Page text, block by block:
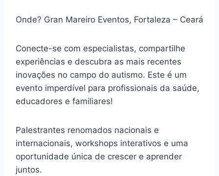
Onde? Gran Mareiro Eventos, Fortaleza – Ceará
Conecte-se com especialistas, compartilhe
experiências e descubra as mais recentes
inovações no campo do autismo. Este é um
evento imperdível para profissionais da saúde,
educadores e familiares!
Palestrantes renomados nacionais e
internacionais, workshops interativos e uma
oportunidade única de crescer e aprender
juntos.